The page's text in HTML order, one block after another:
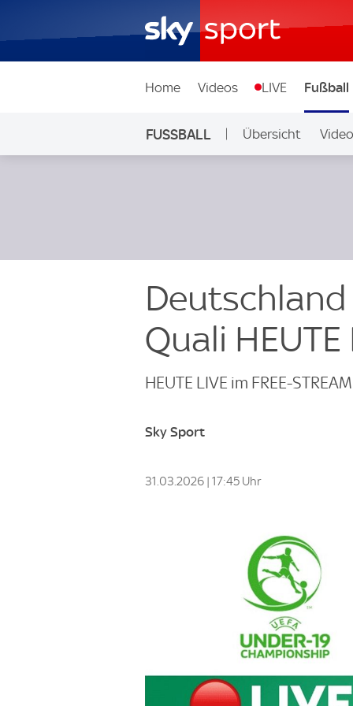
Home Videos LIVE Fußball
FUSSBALL Übersicht
Deutschland
Quali
HEUTE LIVE im FREE-
Sky Sport
31.03.2026 | 17:45 Uhr